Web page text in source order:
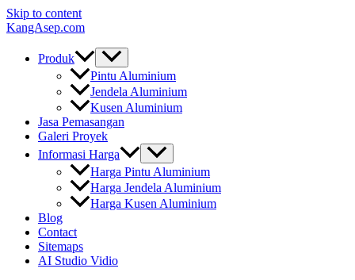
Skip to content
KangAsep.com
Produk
Pintu Aluminium
Jendela Aluminium
Kusen Aluminium
Jasa Pemasangan
Galeri Proyek
Informasi Harga
Harga Pintu Aluminium
Harga Jendela Aluminium
Harga Kusen Aluminium
Blog
Contact
Sitemaps
AI Studio Vidio